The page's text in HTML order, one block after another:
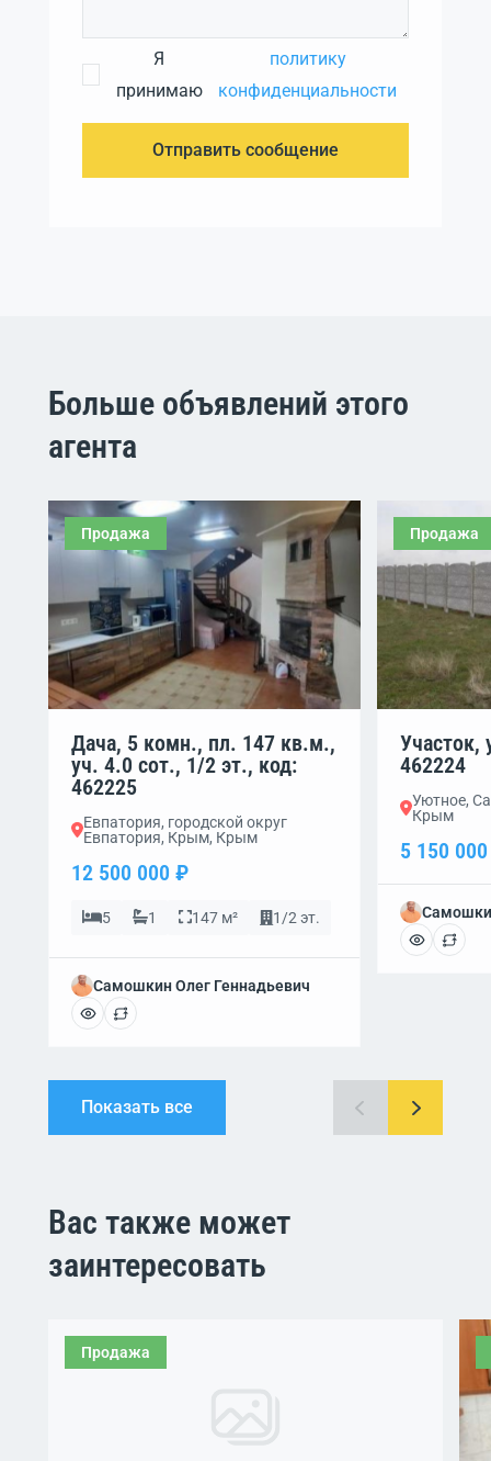
Я
принимаю
политику
конфиденциальности
Отправить сообщение
Больше объявлений этого
агента
Продажа
Дача, 5 комн., пл. 147 кв.м.,
уч. 4.0 сот., 1/2 эт., код:
462225
Евпатория, городской округ
Евпатория, Крым, Крым
12 500 000 ₽
5 1 147 м² 1/2 эт.
Самошкин Олег Геннадьевич
Продажа
Участок,
462224
Уютное,
Крым
5 150
Показать все
Вас также может
заинтересовать
Продажа